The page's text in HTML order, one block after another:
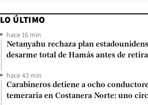
LO ÚLTIMO
hace 16 min
Netanyahu rechaza plan
desarme total de Hamás antes de
hace 43 min
Carabineros detiene a ocho
temeraria en Costanera Norte: uno